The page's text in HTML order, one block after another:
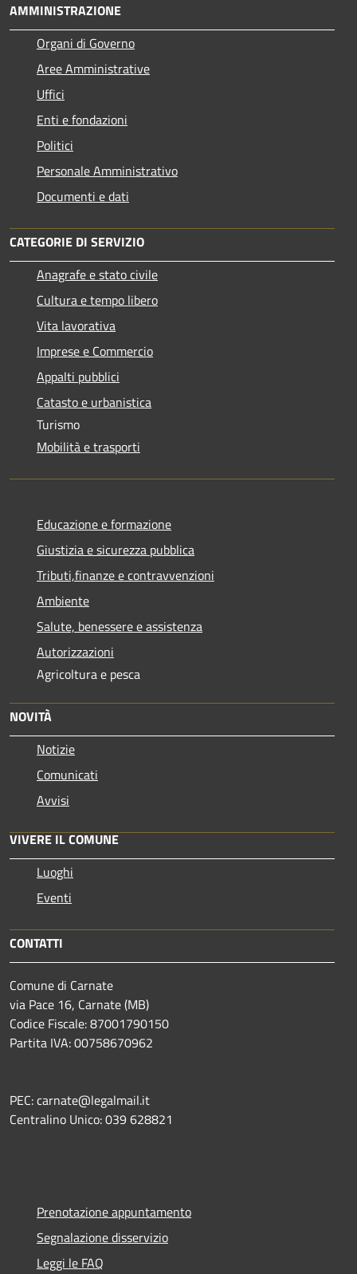
AMMINISTRAZIONE
Organi di Governo
Aree Amministrative
Uffici
Enti e fondazioni
Politici
Personale Amministrativo
Documenti e dati
CATEGORIE DI SERVIZIO
Anagrafe e stato civile
Cultura e tempo libero
Vita lavorativa
Imprese e Commercio
Appalti pubblici
Catasto e urbanistica
Turismo
Mobilità e trasporti
Educazione e formazione
Giustizia e sicurezza pubblica
Tributi,finanze e contravvenzioni
Ambiente
Salute, benessere e assistenza
Autorizzazioni
Agricoltura e pesca
NOVITÀ
Notizie
Comunicati
Avvisi
VIVERE IL COMUNE
Luoghi
Eventi
CONTATTI
Comune di Carnate
via Pace 16, Carnate (MB)
Codice Fiscale: 87001790150
Partita IVA: 00758670962
PEC: carnate@legalmail.it
Centralino Unico: 039 628821
Prenotazione appuntamento
Segnalazione disservizio
Leggi le FAQ